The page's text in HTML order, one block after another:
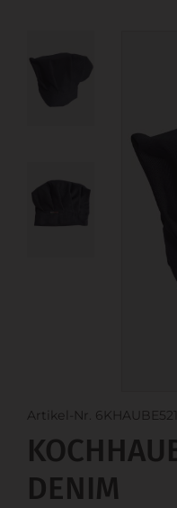
Artikel-Nr.
DENIM